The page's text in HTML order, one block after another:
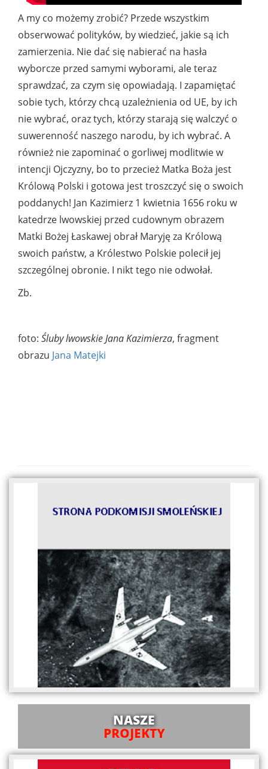
A my co możemy zrobić? Przede wszystkim
obserwować polityków, by wiedzieć, jakie są ich
zamierzenia. Nie dać się nabierać na hasła
wyborcze przed samymi wyborami, ale teraz
sprawdzać, za czym się opowiadają. I zapamiętać
sobie tych, którzy chcą uzależnienia od UE, by ich
nie wybrać, oraz tych, którzy starają się walczyć o
suwerenność naszego narodu, by ich wybrać. A
również nie zapominać o gorliwej modlitwie w
intencji Ojczyzny, bo to przecież Matka Boża jest
Królową Polski i gotowa jest troszczyć się o swoich
poddanych! Jan Kazimierz 1 kwietnia 1656 roku w
katedrze lwowskiej przed cudownym obrazem
Matki Bożej Łaskawej obrał Maryję za Królową
swoich państw, a Królestwo Polskie polecił jej
szczególnej obronie. I nikt tego nie odwołał.
Zb.
foto: Śluby lwowskie Jana Kazimierza, fragment
obrazu Jana Matejki
NASZE
PROJEKTY